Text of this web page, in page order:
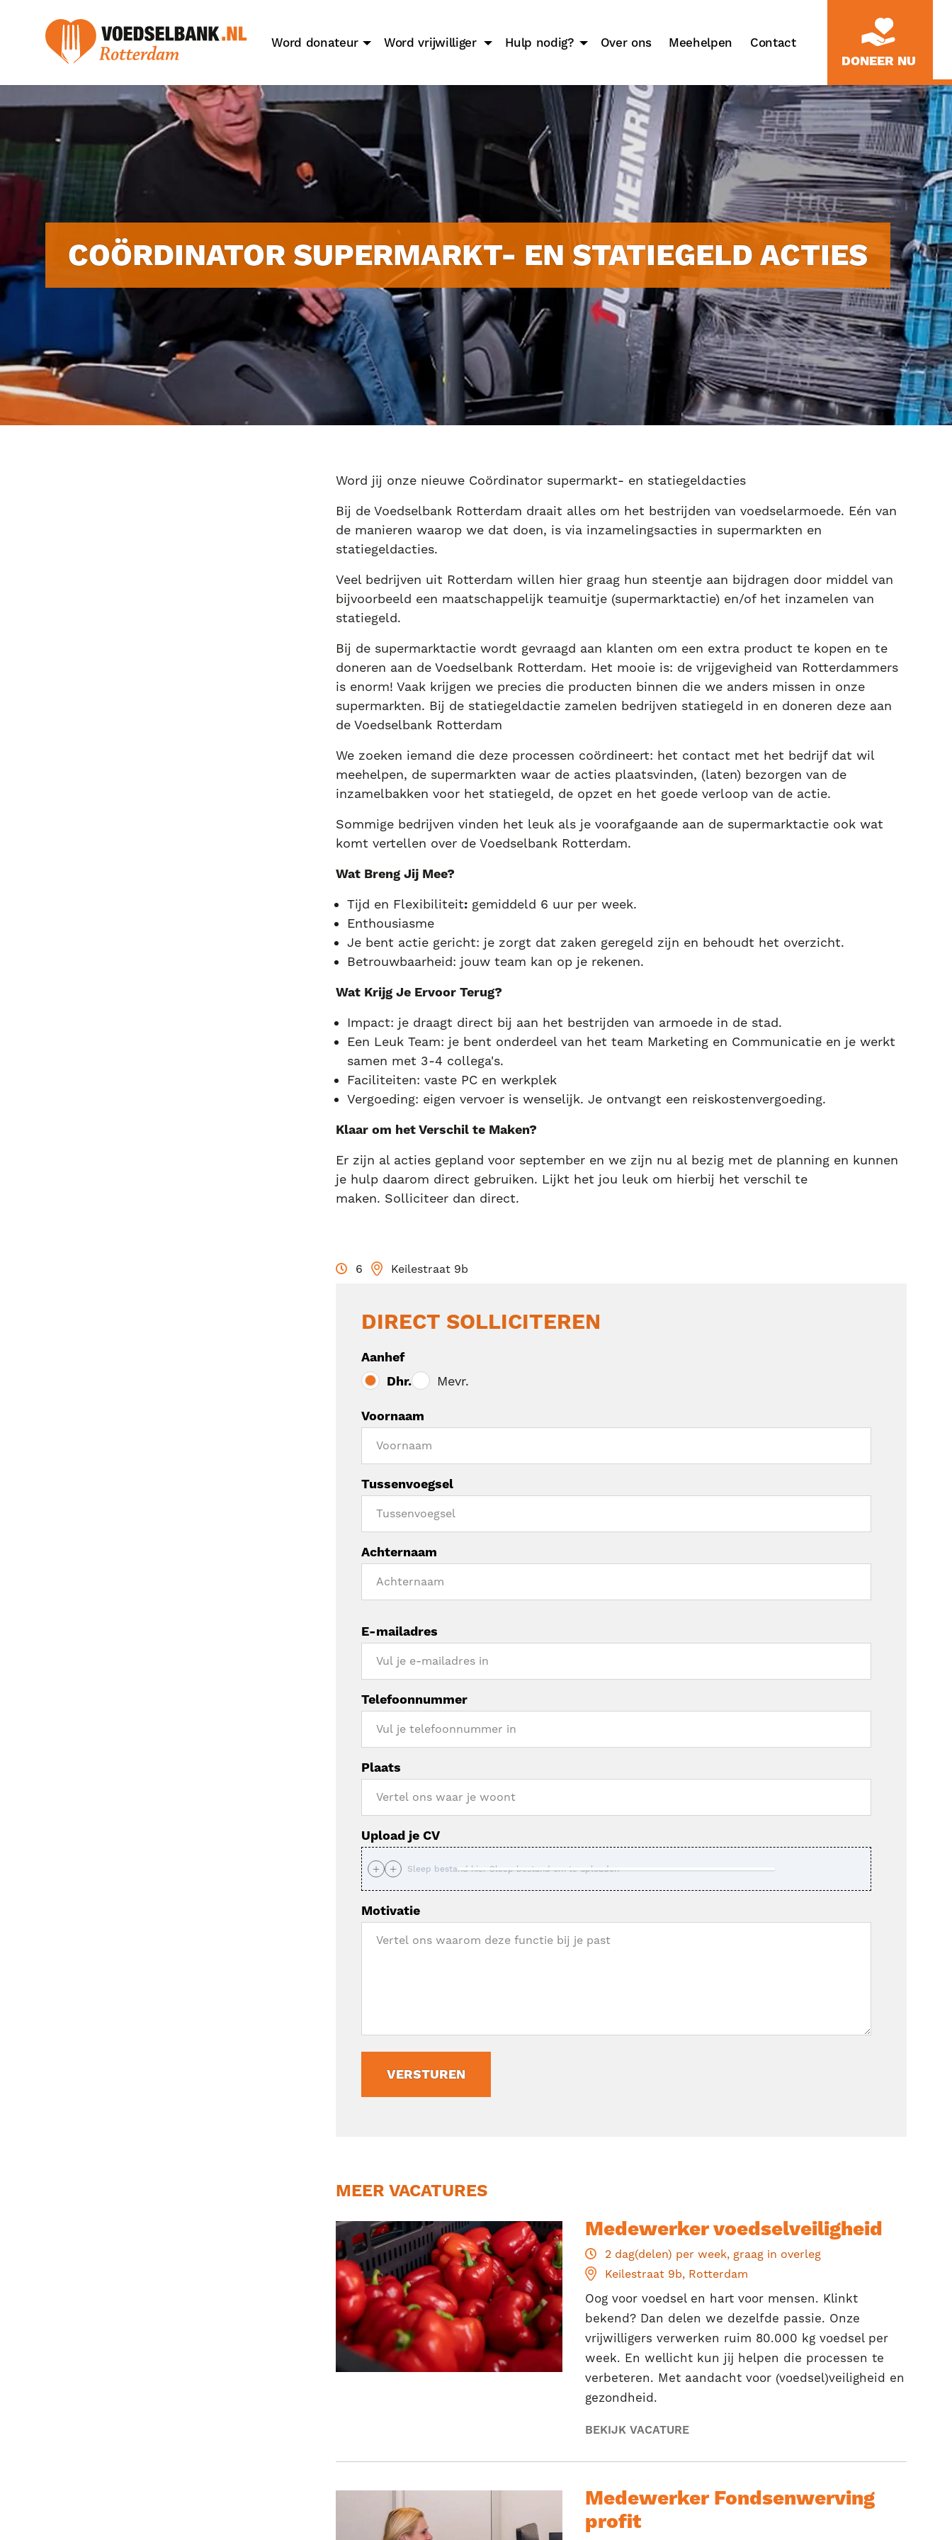
DONEER NU
Word donateur Word vrijwilliger Hulp nodig? Over ons Meehelpen Contact
COÖRDINATOR SUPERMARKT- EN STATIEGELD ACTIES
Word jij onze nieuwe Coördinator supermarkt- en statiegeldacties
Bij de Voedselbank Rotterdam draait alles om het bestrijden van voedselarmoede. Eén van
de manieren waarop we dat doen, is via inzamelingsacties in supermarkten en
statiegeldacties.
Veel bedrijven uit Rotterdam willen hier graag hun steentje aan bijdragen door middel van
bijvoorbeeld een maatschappelijk teamuitje (supermarktactie) en/of het inzamelen van
statiegeld.
Bij de supermarktactie wordt gevraagd aan klanten om een extra product te kopen en te
doneren aan de Voedselbank Rotterdam. Het mooie is: de vrijgevigheid van Rotterdammers
is enorm! Vaak krijgen we precies die producten binnen die we anders missen in onze
supermarkten. Bij de statiegeldactie zamelen bedrijven statiegeld in en doneren deze aan
de Voedselbank Rotterdam
We zoeken iemand die deze processen coördineert: het contact met het bedrijf dat wil
meehelpen, de supermarkten waar de acties plaatsvinden, (laten) bezorgen van de
inzamelbakken voor het statiegeld, de opzet en het goede verloop van de actie.
Sommige bedrijven vinden het leuk als je voorafgaande aan de supermarktactie ook wat
komt vertellen over de Voedselbank Rotterdam.
Wat Breng Jij Mee?
Tijd en Flexibiliteit:gemiddeld 6 uur per week.
Enthousiasme
Je bent actie gericht: je zorgt dat zaken geregeld zijn en behoudt het overzicht.
Betrouwbaarheid: jouw team kan op je rekenen.
Wat Krijg Je Ervoor Terug?
Impact: je draagt direct bij aan het bestrijden van armoede in de stad.
Een Leuk Team: je bent onderdeel van het team Marketing en Communicatie en je werkt
samen met 3-4 collega's.
Faciliteiten: vaste PC en werkplek
Vergoeding: eigen vervoer is wenselijk. Je ontvangt een reiskostenvergoeding.
Klaar om het Verschil te Maken?
Er zijn al acties gepland voor september en we zijn nu al bezig met de planning en kunnen
je hulp daarom direct gebruiken. Lijkt het jou leuk om hierbij het verschil te
maken. Solliciteer dan direct.
6 Keilestraat 9b
DIRECT SOLLICITEREN
Aanhef
Dhr.
Mevr.
Voornaam
Tussenvoegsel
Achternaam
E-mailadres
Telefoonnummer
Plaats
Upload je CV
Sleep bestand hier Sleep bestand om te uploaden
Motivatie
VERSTUREN
MEER VACATURES
Medewerker voedselveiligheid
2 dag(delen) per week, graag in overleg
Keilestraat 9b, Rotterdam
Oog voor voedsel en hart voor mensen. Klinkt
bekend? Dan delen we dezelfde passie. Onze
vrijwilligers verwerken ruim 80.000 kg voedsel per
week. En wellicht kun jij helpen die processen te
verbeteren. Met aandacht voor (voedsel)veiligheid en
gezondheid.
BEKIJK VACATURE
Medewerker Fondsenwerving
profit